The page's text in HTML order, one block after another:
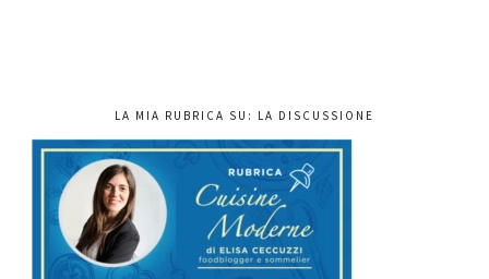
LA MIA RUBRICA SU: LA DISCUSSIONE